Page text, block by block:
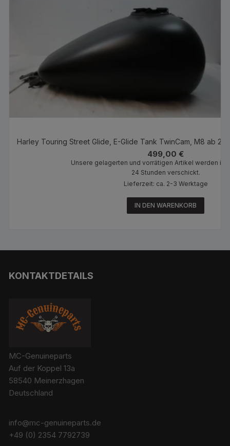
Harley Touring Street Glide, E-Glide Tank TwinCam, M8 ab
499,00 €
Unsere gelagerten und vorrätigen Artikel werden
24 Stunden verschickt.
Lieferzeit: ca. 2-3 Werktage
IN DEN WARENKORB
KONTAKTDETAILS
MC-Genuineparts
Auf der Koppel 13a
58540 Meinerzhagen
Deutschland
info@mc-genuineparts.de
+49 (0) 2354 7792739